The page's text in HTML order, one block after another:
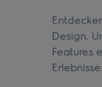
Design.
Features
Erlebnisse.